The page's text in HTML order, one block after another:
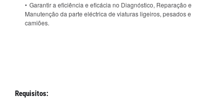
Garantir a eficiência e eficácia no Diagnóstico, Reparação e
Manutenção da parte eléctrica de viaturas ligeiros, pesados e
camiões.
Requisitos: